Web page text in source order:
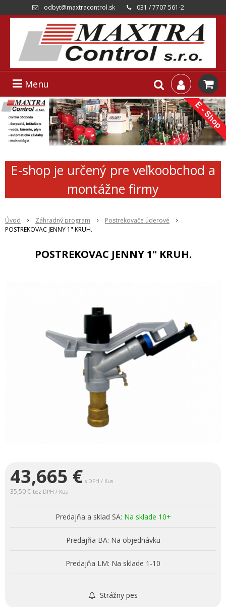
odbyt@maxtracontrol.sk 031 / 7707 561-2
Menu
E-shop je určený pre veľkoobchod a
montážne firmy
Úvod Záhradný program
Postrekovače úderové
POSTREKOVAC JENNY 1" KRUH.
POSTREKOVAC JENNY 1" KRUH.
43,665 € s DPH / Kus
35,50 € bez DPH / Kus
Predajňa a sklad SA: Na sklade 10+
Predajňa BA: Na objednávku
Predajňa LM: Na sklade 1-10
Strážny pes